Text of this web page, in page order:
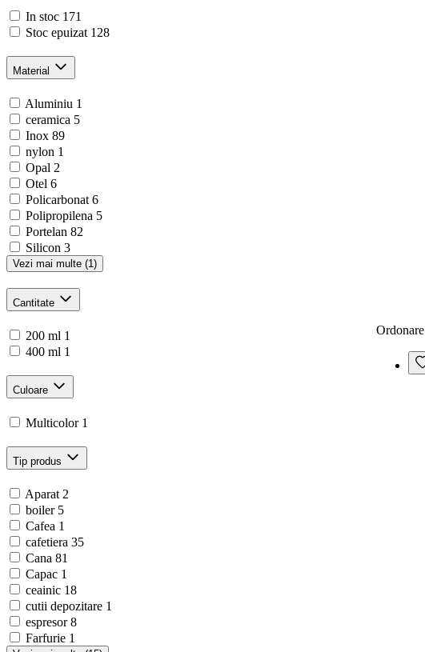
In stoc 171
Stoc epuizat 128
Material
Aluminiu 1
ceramica 5
Inox 89
nylon 1
Opal 2
Otel 6
Policarbonat 6
Polipropilena 5
Portelan 82
Silicon 3
Vezi mai multe (1)
Cantitate
200 ml 1
400 ml 1
Culoare
Multicolor 1
Tip produs
Aparat 2
boiler 5
Cafea 1
cafetiera 35
Cana 81
Capac 1
ceainic 18
cutii depozitare 1
espresor 8
Farfurie 1
Ordonare